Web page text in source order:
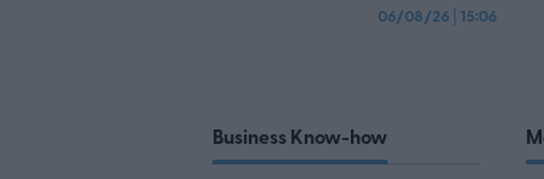
06/08/26 | 15:06
Business Know-how